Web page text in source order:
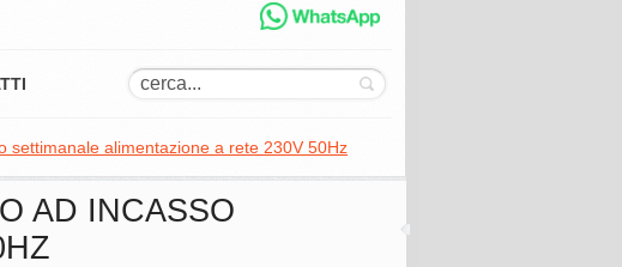
settimanale alimentazione a rete 230V 50Hz
AD INCASSO